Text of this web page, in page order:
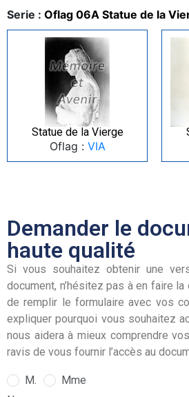
Serie : Oflag 06A Statue de la
Statue de la Vierge
Oflag : VIA
Demander le
haute qualité
Si vous souhaitez obtenir une
document, n’hésitez pas à en faire
de remplir le formulaire avec vos
expliquer pourquoi vous souhaitez
nous aidera à mieux comprendre
ravis de vous fournir l’accès au
M.
Mme